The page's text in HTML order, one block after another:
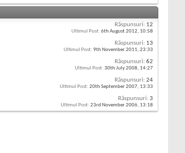
Răspunsuri: 12
Ultimul Post: 6th August 2012, 10:58
Răspunsuri: 13
Ultimul Post: 9th November 2011, 23:33
Răspunsuri: 62
Ultimul Post: 30th July 2008, 14:27
Răspunsuri: 24
Ultimul Post: 20th September 2007, 13:33
Răspunsuri: 3
Ultimul Post: 23rd November 2006, 13:18